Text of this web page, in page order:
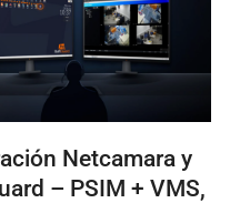
Netcamara y
– PSIM + VMS,